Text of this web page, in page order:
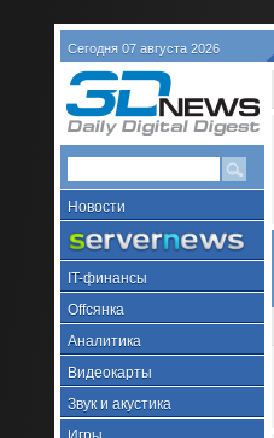
Сегодня 07 августа 2026
Новости
IT-финансы
Offсянка
Аналитика
Видеокарты
Звук и акустика